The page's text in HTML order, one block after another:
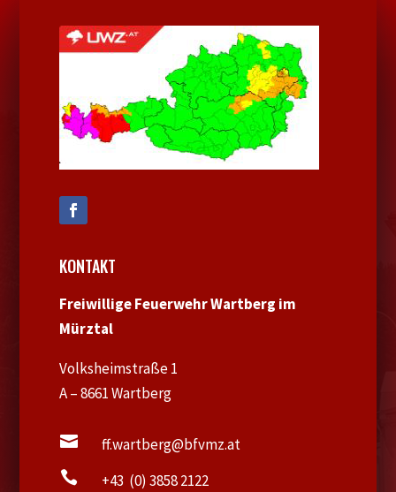
KONTAKT
Freiwillige Feuerwehr Wartberg im
Mürztal
Volksheimstraße 1
A – 8661 Wartberg
 ff.wartberg@bfvmz.at
 +43 (0) 3858 2122